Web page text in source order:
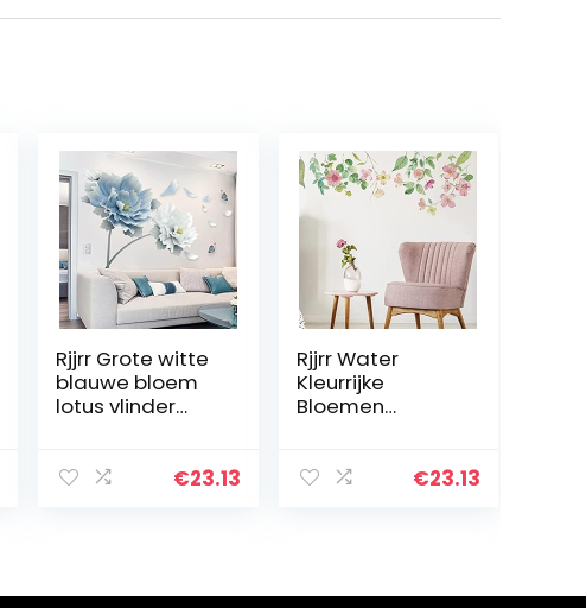
Rjjrr Grote witte
blauwe bloem
lotus vlinder
Muurstickers€23.13
Rjjrr Water
Kleurrijke
Bloemen
Woonkamer€23.13